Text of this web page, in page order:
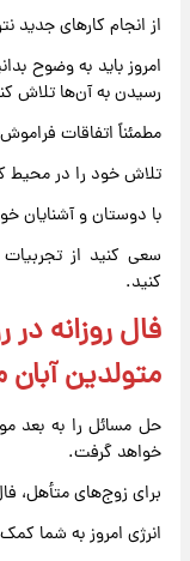
از انجام کارهای جدید
امروز باید به وضوح
رسیدن به آن‌ها تلاش
مطمئناً اتفاقات
تلاش خود را در محیط
با دوستان و آشنایان
سعی کنید از تجربیات
کنید.
متولدین آبان
حل مسائل را به بعد
خواهد گرفت.
برای زوج‌های متأهل،
انرژی امروز به شما